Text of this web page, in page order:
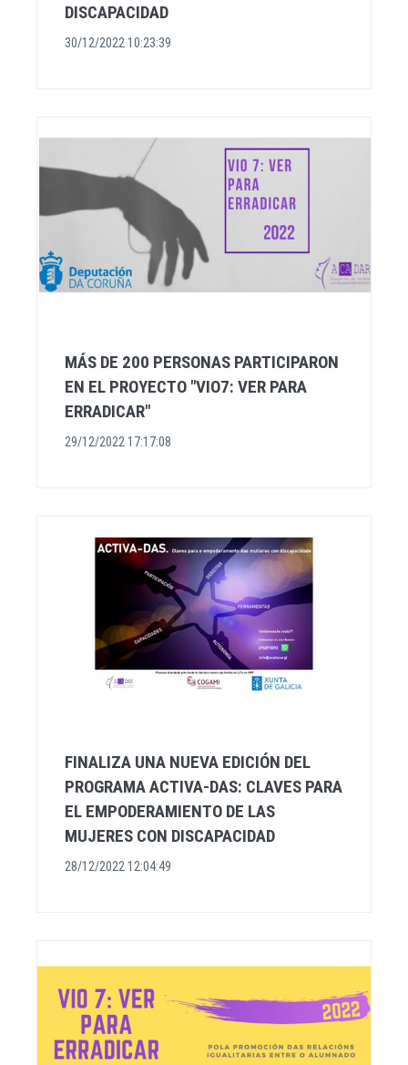
DISCAPACIDAD
30/12/2022 10:23:39
MÁS DE 200 PERSONAS PARTICIPARON
EN EL PROYECTO "VIO7: VER PARA
ERRADICAR"
29/12/2022 17:17:08
FINALIZA UNA NUEVA EDICIÓN DEL
PROGRAMA ACTIVA-DAS: CLAVES PARA
EL EMPODERAMIENTO DE LAS
MUJERES CON DISCAPACIDAD
28/12/2022 12:04:49